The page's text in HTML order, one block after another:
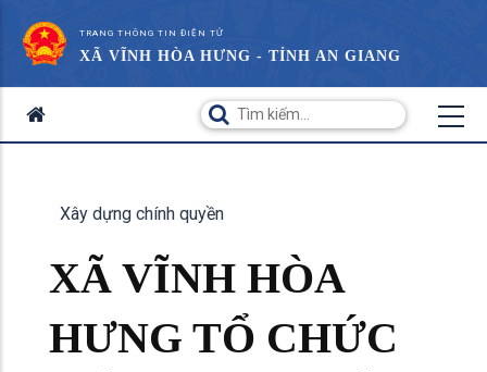
TRANG THÔNG TIN ĐIỆN TỬ
XÃ VĨNH HÒA HƯNG - TỈNH AN GIANG
Xây dựng chính quyền
XÃ VĨNH HÒA
HƯNG TỔ CHỨC